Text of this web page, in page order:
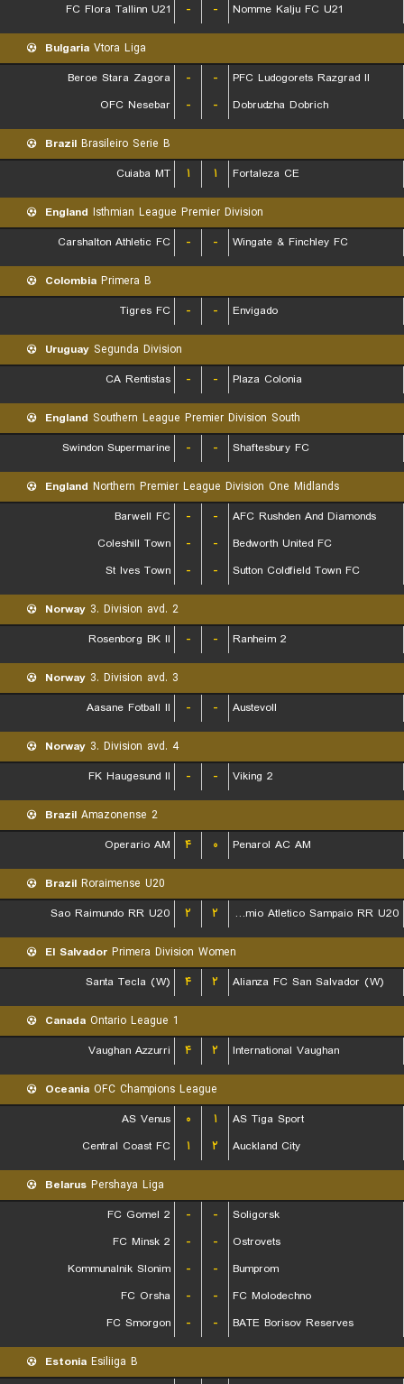
FC Flora Tallinn U21
- - Nomme Kalju FC U21
Bulgaria Vtora Liga
Beroe Stara Zagora
- -
PFC Ludogorets Razgrad II
OFC Nesebar
- - Dobrudzha Dobrich
Brazil Brasileiro Serie B
Cuiaba MT
۱ ۱ Fortaleza CE
England Isthmian League Premier Division
Carshalton Athletic FC
- - Wingate & Finchley FC
Colombia Primera B
Tigres FC
- - Envigado
Uruguay Segunda Division
CA Rentistas
- - Plaza Colonia
England Southern League Premier Division South
Swindon Supermarine
- - Shaftesbury FC
England Northern Premier League Division One Midlands
Barwell FC
- -
AFC Rushden And Diamonds
Coleshill Town
- -
Bedworth United FC
St Ives Town
- - Sutton Coldfield Town FC
Norway 3. Division avd. 2
Rosenborg BK II
- - Ranheim 2
Norway 3. Division avd. 3
Aasane Fotball II
- - Austevoll
Norway 3. Division avd. 4
FK Haugesund II
- - Viking 2
Brazil Amazonense 2
Operario AM
۴ ۰ Penarol AC AM
Brazil Roraimense U20
Sao Raimundo RR U20
۲ ۲ Gremio Atletico Sampaio RR U20
El Salvador Primera Division Women
Santa Tecla (W)
۴ ۲ Alianza FC San Salvador (W)
Canada Ontario League 1
Vaughan Azzurri
۴ ۲ International Vaughan
Oceania OFC Champions League
AS Venus
۰ ۱
AS Tiga Sport
Central Coast FC
۱ ۲ Auckland City
Belarus Pershaya Liga
FC Gomel 2
- -
Soligorsk
FC Minsk 2
- -
Ostrovets
Kommunalnik Slonim
- -
Bumprom
FC Orsha
- -
FC Molodechno
FC Smorgon
- - BATE Borisov Reserves
Estonia Esiliiga B